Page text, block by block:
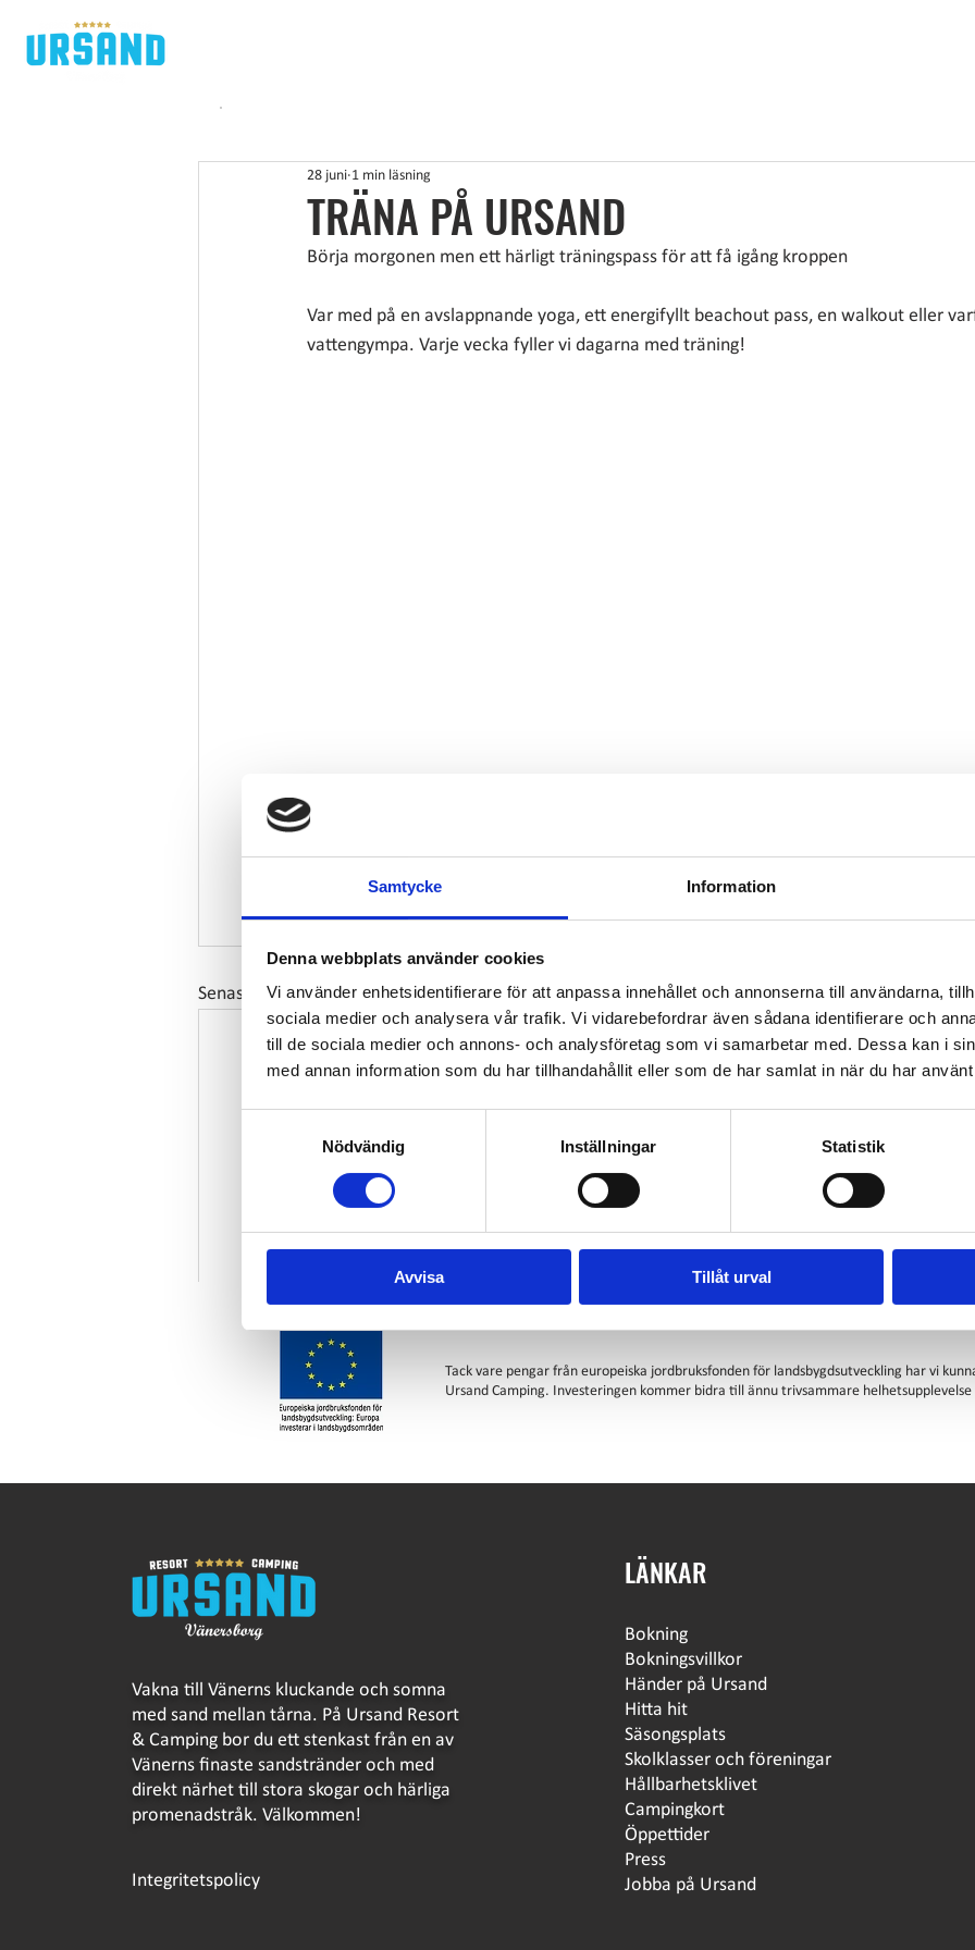
Samtycke Information
Denna webbplats använder cookies
Vi använder enhetsidentifierare för att anpassa innehållet och annonserna till användarna,
sociala medier och analysera vår trafik. Vi vidarebefordrar även sådana identifierare och
till de sociala medier och annons- och analysföretag som vi samarbetar med. Dessa kan i
med annan information som du har tillhandahållit eller som de har samlat in när du har
Nödvändig
Inställningar Statistik
Avvisa Tillåt urval
TRÄNA PÅ URSAND
28 juni 1 min läsning
Börja morgonen men ett härligt träningspass för att få igång kroppen
Var med på en avslappnande yoga, ett energifyllt beachout pass, en walkout eller
vattengympa. Varje vecka fyller vi dagarna med träning!
Senaste inlägg
Tack vare pengar från europeiska jordbruksfonden för landsbygdsutveckling har vi
Ursand Camping. Investeringen kommer bidra till ännu trivsammare
Vakna till Vänerns kluckande och somna
med sand mellan tårna. På Ursand Resort
& Camping bor du ett stenkast från en av
Vänerns finaste sandstränder och med
direkt närhet till stora skogar och härliga
promenadstråk. Välkommen!
Integritetspolicy
LÄNKAR
Bokning
Bokningsvillkor
Händer på Ursand
Hitta hit
Säsongsplats
Skolklasser och föreningar
Hållbarhetsklivet
Campingkort
Öppettider
Press
Jobba på Ursand